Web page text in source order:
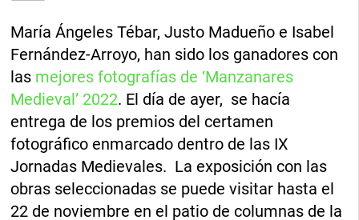
María Ángeles Tébar, Justo Madueño e Isabel
Fernández-Arroyo, han sido los ganadores con
las mejores fotografías de ‘Manzanares
Medieval’ 2022. El día de ayer, se hacía
entrega de los premios del certamen
fotográfico enmarcado dentro de las IX
Jornadas Medievales. La exposición con las
obras seleccionadas se puede visitar hasta el
22 de noviembre en el patio de columnas de la